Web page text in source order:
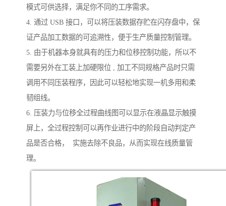
模式可供选择，满足你不同的工序需求。
4. 通过 USB 接口，可以将压装数据存贮在闪存盘中，保
证产品加工数据的可追溯性，便于生产质量控制管理。
5. 由于机器本身就具有的压力和位移控制功能，所以不
需要另外在工装上加硬限位 , 加工不同规格产品时只需
调用不同压装程序，因此可以轻松地实现一机多用和柔
韧组线。
6. 压装力与位移全过程曲线图可以显示在液晶显示触摸
屏上，全过程控制可以再作业进行中的阶段自动判定产
品是否合格， 实施去除不良品，从而实现在线质量管
理。